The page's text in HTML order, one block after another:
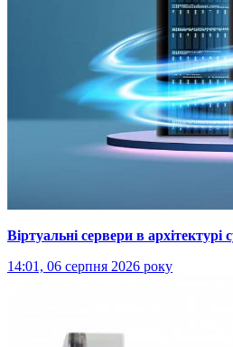
Віртуальні сервери в
14:01, 06 серпня 2026 року